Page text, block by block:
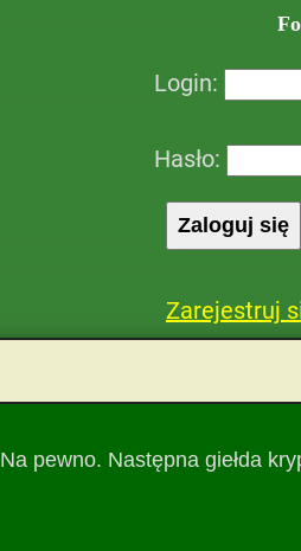
Login:
Hasło:
Zarejestruj
Na pewno. Następna giełda